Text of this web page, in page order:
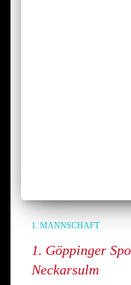
1. MANNSCHAFT
1. Göppinger
Neckarsulm